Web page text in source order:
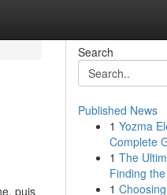
puis
Search
Published News
1 Yozma
Complete
1 The
Finding
1